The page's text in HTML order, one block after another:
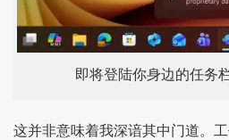
即将登陆你身边的任务
这并非意味着我深谙其中门道。